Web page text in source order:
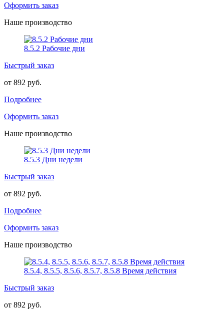
Оформить заказ
Наше производство
8.5.2 Рабочие дни
Быстрый заказ
от 892 руб.
Подробнее
Оформить заказ
Наше производство
8.5.3 Дни недели
Быстрый заказ
от 892 руб.
Подробнее
Оформить заказ
Наше производство
8.5.4, 8.5.5, 8.5.6, 8.5.7, 8.5.8 Время действия
Быстрый заказ
от 892 руб.